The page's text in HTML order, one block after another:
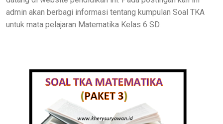
admin akan berbagi informasi tentang kumpulan Soal TKA
untuk mata pelajaran Matematika Kelas 6 SD.